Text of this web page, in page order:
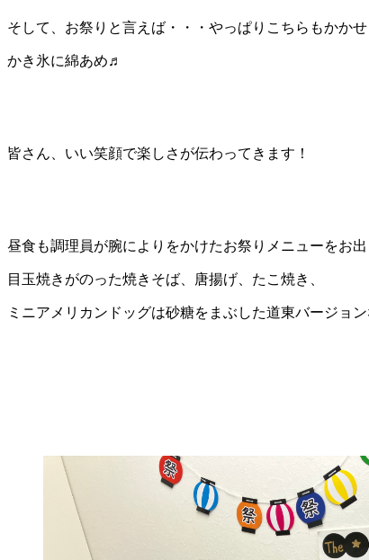
そして、お祭りと言えば・・・やっぱりこちらもかかせ
かき氷に綿あめ♬
皆さん、いい笑顔で楽しさが伝わってきます！
昼食も調理員が腕によりをかけたお祭りメニューをお出
目玉焼きがのった焼きそば、唐揚げ、たこ焼き、
ミニアメリカンドッグは砂糖をまぶした道東バージョ